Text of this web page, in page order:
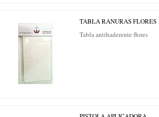
TABLA RANURAS FLORES
Tabla antihaderente flores